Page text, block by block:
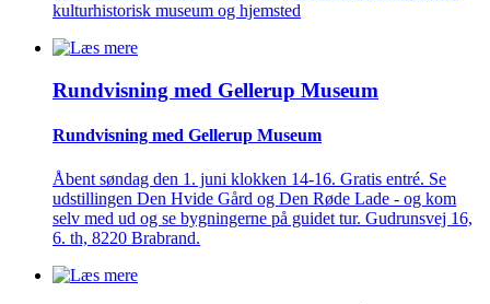
kulturhistorisk museum og hjemsted
Rundvisning med Gellerup Museum
Rundvisning med Gellerup Museum
Åbent søndag den 1. juni klokken 14-16. Gratis entré. Se
udstillingen Den Hvide Gård og Den Røde Lade - og kom
selv med ud og se bygningerne på guidet tur. Gudrunsvej 16,
6. th, 8220 Brabrand.